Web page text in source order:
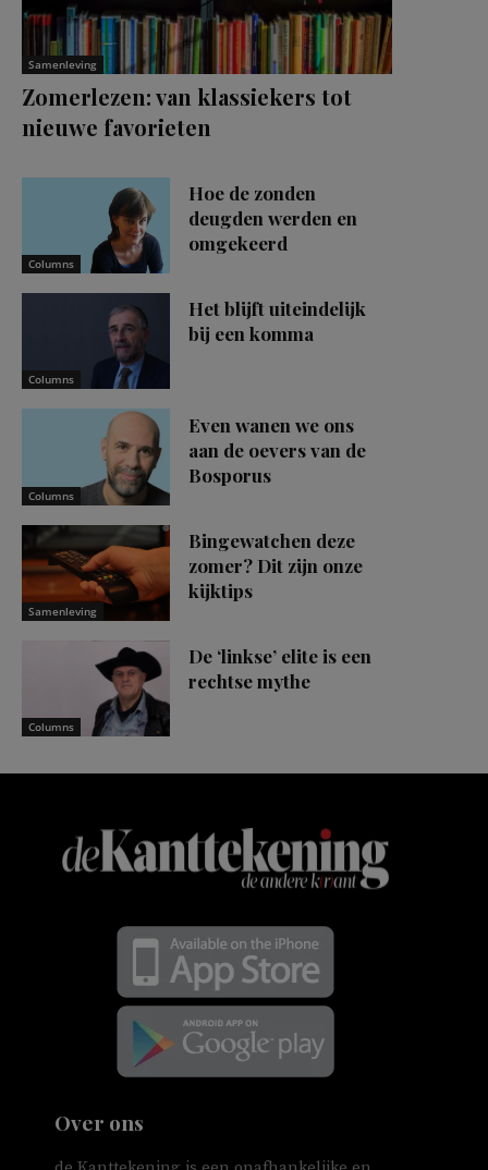
Samenleving
Zomerlezen: van klassiekers tot
nieuwe favorieten
Columns
Hoe de zonden
deugden werden en
omgekeerd
Columns
Het blijft uiteindelijk
bij een komma
Columns
Even wanen we ons
aan de oevers van de
Bosporus
Samenleving
Bingewatchen deze
zomer? Dit zijn onze
kijktips
Columns
De ‘linkse’ elite is een
rechtse mythe
Over ons